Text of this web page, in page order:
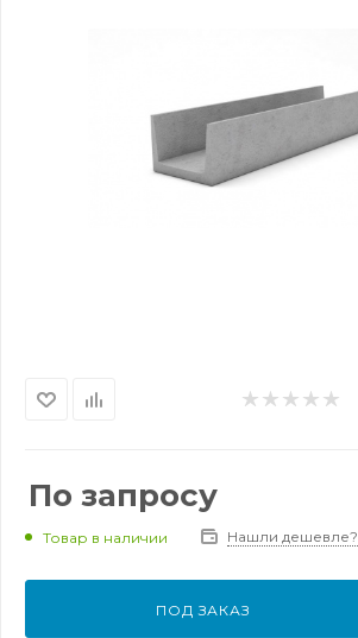
По запросу
Товар в наличии Нашли дешевле?
ПОД ЗАКАЗ